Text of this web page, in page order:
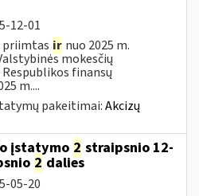
12-01
priimtas ir nuo 2025 m.
mokesčių
finansų
m....
pakeitimai:Akcizų
įstatymo 2 straipsnio 12-
2 dalies
05-20